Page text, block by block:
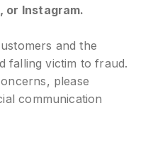
or Instagram.
and the
falling victim to fraud.
please
communication